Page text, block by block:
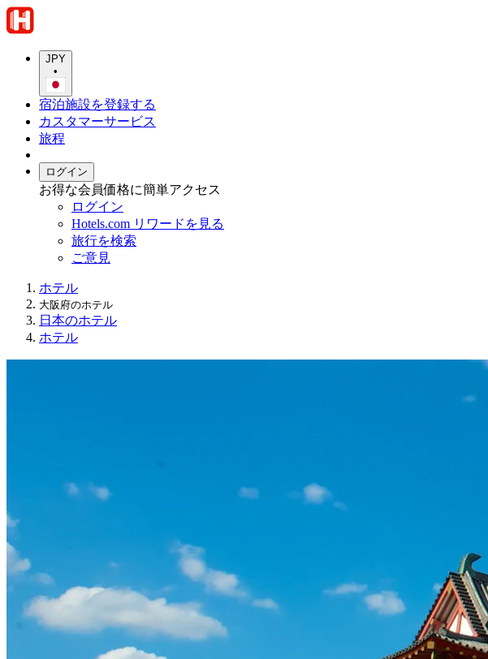
JPY
•
宿泊施設を登録する
カスタマーサービス
旅程
ログイン
お得な会員価格に簡単アクセス
ログイン
Hotels.com リワードを見る
旅行を検索
ご意見
ホテル
大阪府のホテル
日本のホテル
ホテル